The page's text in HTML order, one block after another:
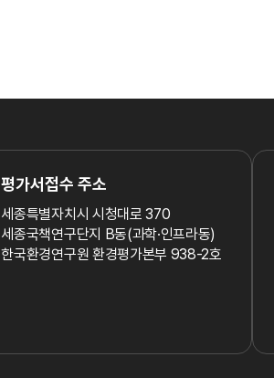
평가서접수 주소
세종특별자치시 시청대로 370
세종국책연구단지 B동(과학·인프라동)
한국환경연구원 환경평가본부 938-2호